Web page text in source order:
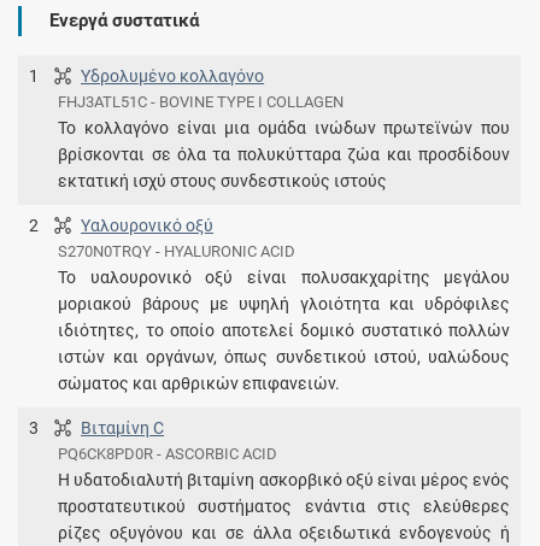
Ενεργά συστατικά
1 Υδρολυμένο κολλαγόνο
FHJ3ATL51C - BOVINE TYPE I COLLAGEN
Το κολλαγόνο είναι μια ομάδα ινώδων πρωτεϊνών που
βρίσκονται σε όλα τα πολυκύτταρα ζώα και προσδίδουν
εκτατική ισχύ στους συνδεστικούς ιστούς
2 Υαλουρονικό οξύ
S270N0TRQY - HYALURONIC ACID
To υαλουρονικό οξύ είναι πολυσακχαρίτης μεγάλου
μοριακού βάρους με υψηλή γλοιότητα και υδρόφιλες
ιδιότητες, το οποίο αποτελεί δομικό συστατικό πολλών
ιστών και οργάνων, όπως συνδετικού ιστού, υαλώδους
σώματος και αρθρικών επιφανειών.
3 Βιταμίνη C
PQ6CK8PD0R - ASCORBIC ACID
Η υδατοδιαλυτή βιταμίνη ασκορβικό οξύ είναι μέρος ενός
προστατευτικού συστήματος ενάντια στις ελεύθερες
ρίζες οξυγόνου και σε άλλα οξειδωτικά ενδογενούς ή